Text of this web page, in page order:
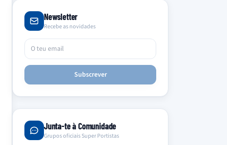
Newsletter
Recebe as novidades
Subscrever
Junta-te à Comunidade
Grupos oficiais Super Portistas